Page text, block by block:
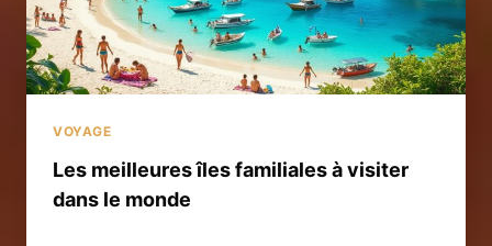
VOYAGE
Les meilleures îles familiales à visiter
dans le monde